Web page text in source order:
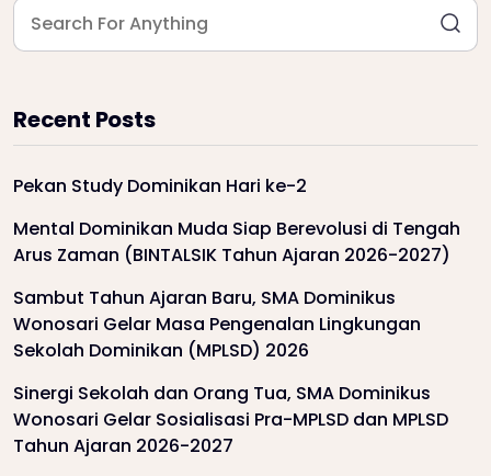
Recent Posts
Pekan Study Dominikan Hari ke-2
Mental Dominikan Muda Siap Berevolusi di Tengah
Arus Zaman (BINTALSIK Tahun Ajaran 2026-2027)
Sambut Tahun Ajaran Baru, SMA Dominikus
Wonosari Gelar Masa Pengenalan Lingkungan
Sekolah Dominikan (MPLSD) 2026
Sinergi Sekolah dan Orang Tua, SMA Dominikus
Wonosari Gelar Sosialisasi Pra-MPLSD dan MPLSD
Tahun Ajaran 2026-2027